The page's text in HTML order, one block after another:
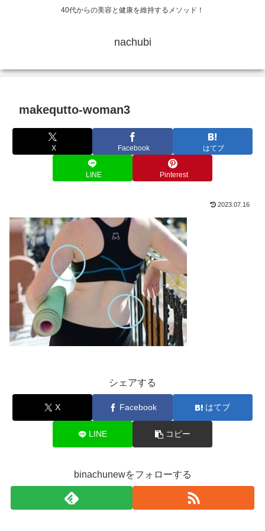
40代からの美容と健康を維持するメソッド！
nachubi
makequtto-woman3
X Facebook はてブ
LINE Pinterest
2023.07.16
シェアする
X Facebook はてブ
LINE コピー
binachunewをフォローする